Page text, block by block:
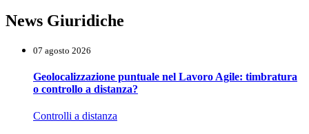
News Giuridiche
07 agosto 2026
Geolocalizzazione puntuale nel Lavoro Agile: timbratura
o controllo a distanza?
Controlli a distanza